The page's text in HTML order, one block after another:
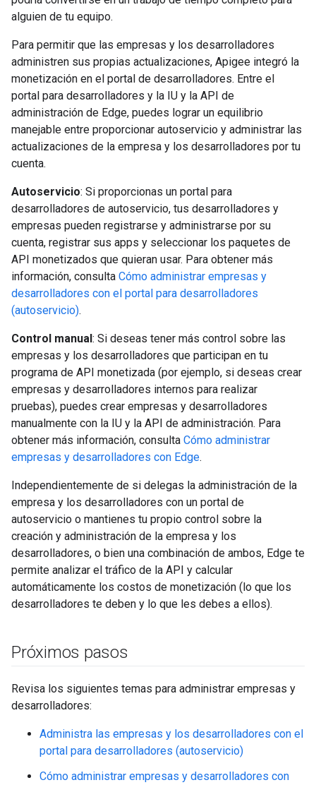
alguien de tu equipo.
Para permitir que las empresas y los desarrolladores
administren sus propias actualizaciones, Apigee integró la
monetización en el portal de desarrolladores. Entre el
portal para desarrolladores y la IU y la API de
administración de Edge, puedes lograr un equilibrio
manejable entre proporcionar autoservicio y administrar las
actualizaciones de la empresa y los desarrolladores por tu
cuenta.
Autoservicio: Si proporcionas un portal para
desarrolladores de autoservicio, tus desarrolladores y
empresas pueden registrarse y administrarse por su
cuenta, registrar sus apps y seleccionar los paquetes de
API monetizados que quieran usar. Para obtener más
información, consulta Cómo administrar empresas y
desarrolladores con el portal para desarrolladores
(autoservicio).
Control manual: Si deseas tener más control sobre las
empresas y los desarrolladores que participan en tu
programa de API monetizada (por ejemplo, si deseas crear
empresas y desarrolladores internos para realizar
pruebas), puedes crear empresas y desarrolladores
manualmente con la IU y la API de administración. Para
obtener más información, consulta Cómo administrar
empresas y desarrolladores con Edge.
Independientemente de si delegas la administración de la
empresa y los desarrolladores con un portal de
autoservicio o mantienes tu propio control sobre la
creación y administración de la empresa y los
desarrolladores, o bien una combinación de ambos, Edge te
permite analizar el tráfico de la API y calcular
automáticamente los costos de monetización (lo que los
desarrolladores te deben y lo que les debes a ellos).
Próximos pasos
Revisa los siguientes temas para administrar empresas y
desarrolladores:
Administra las empresas y los desarrolladores con el
portal para desarrolladores (autoservicio)
Cómo administrar empresas y desarrolladores con